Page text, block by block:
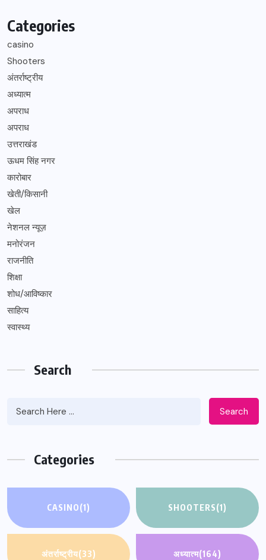
Categories
casino
Shooters
अंतर्राष्ट्रीय
अध्यात्म
अपराध
अपराध
उत्तराखंड
ऊधम सिंह नगर
कारोबार
खेती/किसानी
खेल
नेशनल न्यूज़
मनोरंजन
राजनीति
शिक्षा
शोध/आविष्कार
साहित्य
स्वास्थ्य
Search
Search
Categories
CASINO(1) SHOOTERS(1)
अंतर्राष्ट्रीय(33) अध्यात्म(164)